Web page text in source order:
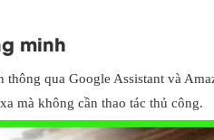
minh
qua Google Assistant và
mà không cần thao tác thủ công.